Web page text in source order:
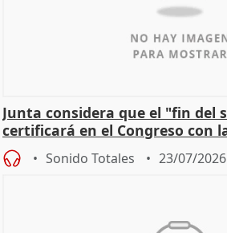
Junta considera que el "fin del
certificará en el Congreso con
de
Sonido Totales 23/07/2026